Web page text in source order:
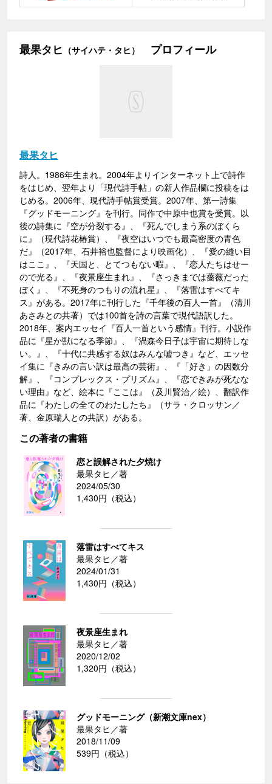
最果タヒ （サイハテ・タヒ） プロフィール
最果タヒ
詩人。1986年生まれ。2004年よりインターネット上で詩作
をはじめ、翌年より「現代詩手帖」の新人作品欄に投稿をは
じめる。2006年、現代詩手帖賞受賞。2007年、第一詩集
『グッドモーニング』を刊行。同作で中原中也賞を受賞。以
後の詩集に『空が分裂する』、『死んでしまう系のぼくら
に』（現代詩花椿賞）、『夜空はいつでも最高密度の青色
だ』（2017年、石井裕也監督により映画化）、『愛の縫い目
はここ』、『天国と、とてつもない暇』、『恋人たちはせー
ので光る』、『夜景座生まれ』、『さっきまでは薔薇だった
ぼく』、『不死身のつもりの流れ星』、『落雷はすべてキ
ス』がある。2017年に刊行した『千年後の百人一首』（清川
あさみとの共著）では100首を詩の言葉で現代語訳した。
2018年、案内エッセイ『百人一首という感情』刊行。小説作
品に『星か獣になる季節』、『渦森今日子は宇宙に期待しな
い。』、『十代に共感する奴はみんな嘘つき』など、エッセ
イ集に『きみの言い訳は最高の芸術』、『「好き」の因数分
解』、『コンプレックス・プリズム』、『恋できみが死なな
い理由』など、絵本に『ここは』（及川賢治／絵）、翻訳作
品に『わたしの全てのわたしたち』（サラ・クロッサン／
著、金原瑞人との共訳）がある。
この著者の書籍
恋と誤解された夕焼け
最果タヒ／著
2024/05/30
1,430円（税込）
落雷はすべてキス
最果タヒ／著
2024/01/31
1,430円（税込）
夜景座生まれ
最果タヒ／著
2020/12/02
1,320円（税込）
グッドモーニング（新潮文庫nex）
最果タヒ／著
2018/11/09
539円（税込）